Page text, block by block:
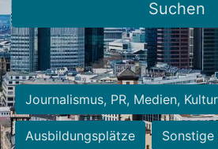
Suchen
Journalismus, PR, Medien, Kultur
Ausbildungsplätze